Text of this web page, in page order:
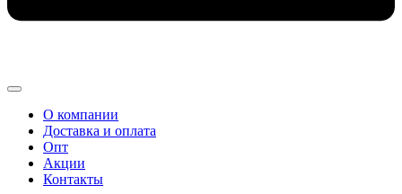
О компании
Доставка и оплата
Опт
Акции
Контакты